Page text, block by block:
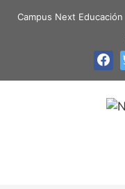
Campus Next Educación